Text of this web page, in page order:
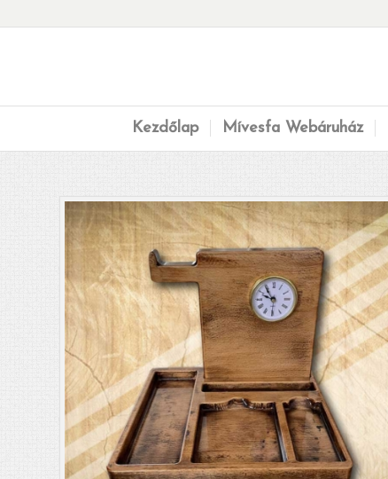
Kezdőlap Mívesfa Webáruház